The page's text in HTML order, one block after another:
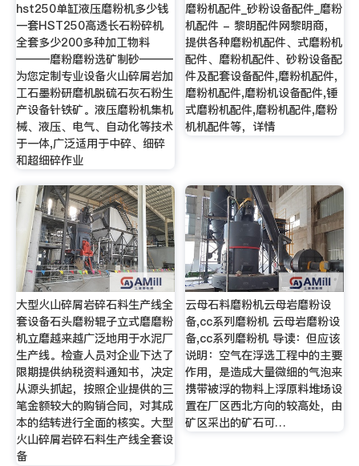
hst250单缸液压磨粉机多少钱
一套HST250高透长石粉碎机
全套多少200多种加工物料
———磨粉磨粉选矿制砂———
为您定制专业设备火山碎屑岩加
工石墨粉研磨机脱硫石灰石粉生
产设备针铁矿。液压磨粉机集机
械、液压、电气、自动化等技术
于一体,广泛适用于中碎、细碎
和超细碎作业
磨粉机配件_砂粉设备配件_磨粉
机配件 - 黎明配件网黎明商，
提供各种磨粉机配件、式磨粉机
配件、磨粉机配件、砂粉设备配
件及配套设备配件,磨粉机配件,
磨粉机配件,磨粉机设备配件,锤
式磨粉机配件,磨粉机配件,磨粉
机机配件等，详情
大型火山碎屑岩碎石料生产线全
套设备石头磨粉辊子立式磨磨粉
机立磨越来越广泛地用于水泥厂
生产线。检查人员对企业下达了
限期提供纳税资料通知书，决定
从源头抓起，按照企业提供的三
笔金额较大的购销合同，对其成
本的结转进行全面的核实。大型
火山碎屑岩碎石料生产线全套设
备
云母石料磨粉机云母岩磨粉设
备,cc系列磨粉机 云母岩磨粉设
备,cc系列磨粉机 导读：但应该
说明：空气在浮选工程中的主要
作用，是造成大量微细的气泡来
携带被浮的物料上浮原料堆场设
置在厂区西北方向的较高处，由
矿区采出的矿石可…